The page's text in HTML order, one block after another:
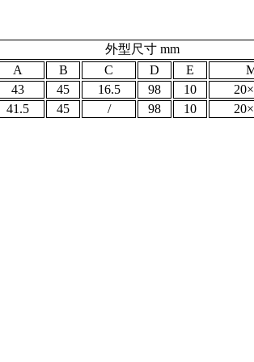
外型尺寸 mm
A
B C D E
43 45 16.5 98 10
41.5 45 / 98 10